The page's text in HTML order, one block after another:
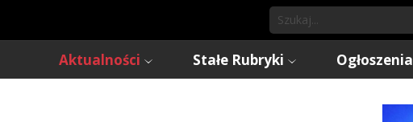
Aktualności Stałe Rubryki Ogłoszenia